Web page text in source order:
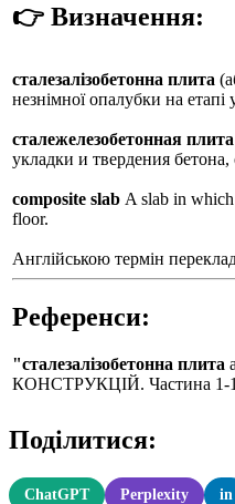
👉 Визначення:
сталезалізобетонна плита
незнімної опалубки на
сталежелезобетонная плита
укладки и твердения
composite slab A slab in which
floor.
Англійською термін
Референси:
"сталезалізобетонна плита
КОНСТРУКЦІЙ. Частина 1-1.
Поділитися:
ChatGPT Perplexity in